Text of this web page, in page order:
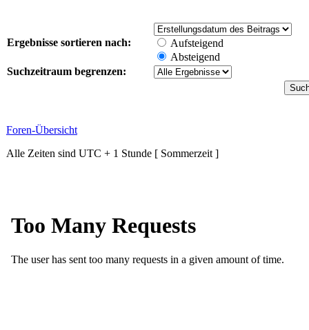
Ergebnisse sortieren nach:
Aufsteigend
Absteigend
Suchzeitraum begrenzen:
Foren-Übersicht
Alle Zeiten sind UTC + 1 Stunde [ Sommerzeit ]